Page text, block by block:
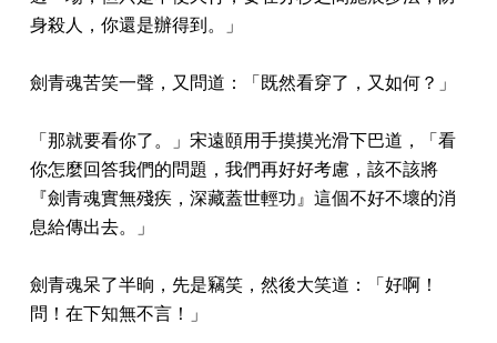
身殺人，你還是辦得到。」
劍青魂苦笑一聲，又問道：「既然看穿了，又如何？」
「那就要看你了。」宋遠頤用手摸摸光滑下巴道，「看
你怎麼回答我們的問題，我們再好好考慮，該不該將
『劍青魂實無殘疾，深藏蓋世輕功』這個不好不壞的消
息給傳出去。」
劍青魂呆了半晌，先是竊笑，然後大笑道：「好啊！
問！在下知無不言！」